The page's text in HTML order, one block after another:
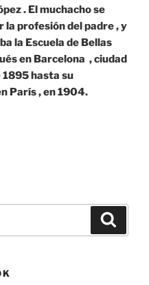
. El muchacho se
la profesión del padre , y
la Escuela de Bellas
en Barcelona , ciudad
1895 hasta su
París , en 1904.